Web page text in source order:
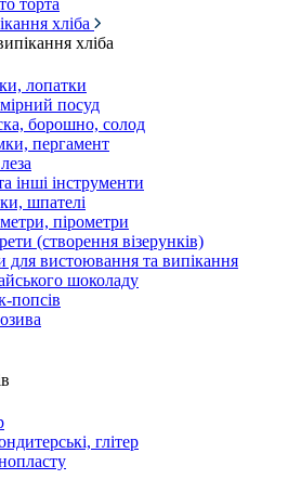
торта
хліба
хліба
лопатки
посуд
борошно, солод
пергамент
інші інструменти
шпателі
пірометри
(створення візерунків)
вистоювання та випікання
шоколаду
попсів
глітер